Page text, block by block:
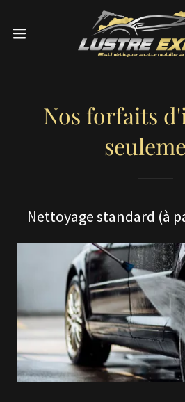
Nos forfaits
Nettoyage standard (à